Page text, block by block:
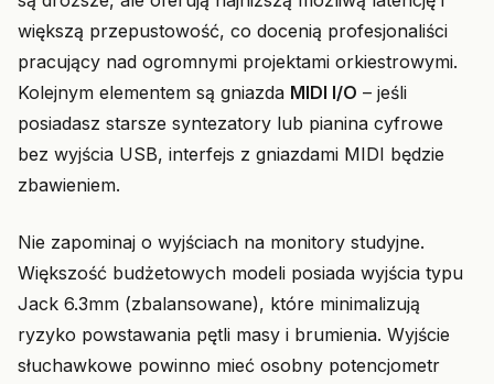
większą przepustowość, co docenią profesjonaliści
pracujący nad ogromnymi projektami orkiestrowymi.
Kolejnym elementem są gniazda MIDI I/O – jeśli
posiadasz starsze syntezatory lub pianina cyfrowe
bez wyjścia USB, interfejs z gniazdami MIDI będzie
zbawieniem.
Nie zapominaj o wyjściach na monitory studyjne.
Większość budżetowych modeli posiada wyjścia typu
Jack 6.3mm (zbalansowane), które minimalizują
ryzyko powstawania pętli masy i brumienia. Wyjście
słuchawkowe powinno mieć osobny potencjometr